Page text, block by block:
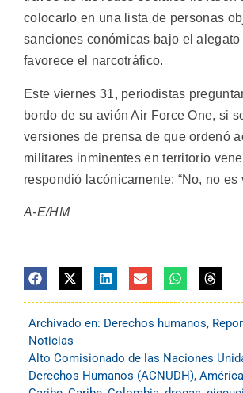
colocarlo en una lista de personas
sanciones conómicas bajo el alegato
favorece el narcotráfico.
Este viernes 31, periodistas
bordo de su avión Air Force One, si
versiones de prensa de que ordenó
militares inminentes en territorio
respondió lacónicamente: “No, no es
A-E/HM
Archivado en: Derechos humanos,
Noticias
Alto Comisionado de las Naciones
Derechos Humanos (ACNUDH),